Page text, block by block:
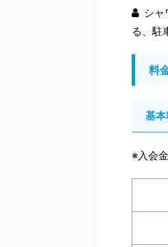
シャ
る、駐
料
基
※入会